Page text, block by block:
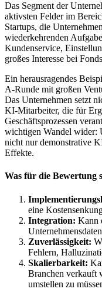
Das Segment der
aktivsten Felder im
Startups, die
wiederkehrenden
Kundenservice,
großes Interesse bei
Ein herausragendes
A-Runde mit großen
Das Unternehmen setzt
KI-Mitarbeiter, die für
Geschäftsprozessen
wichtigen Wandel wider:
nicht nur demonstrative
Effekte.
Was für die Bewertung
eine
Integration: Kann
Zuverlässigkeit:
Fehlern,
Skalierbarkeit:
Branchen verkauft
umstellen zu